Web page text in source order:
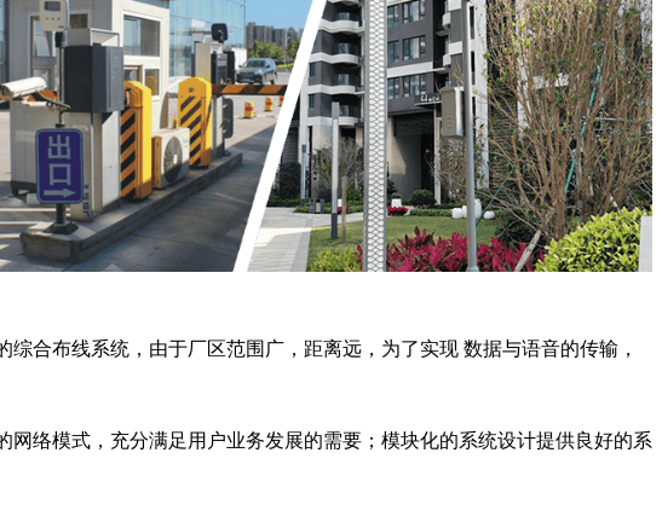
合布线系统，由于厂区范围广，距离远，为了实现 数据与语音的传输，
络模式，充分满足用户业务发展的需要；模块化的系统设计提供良好的系